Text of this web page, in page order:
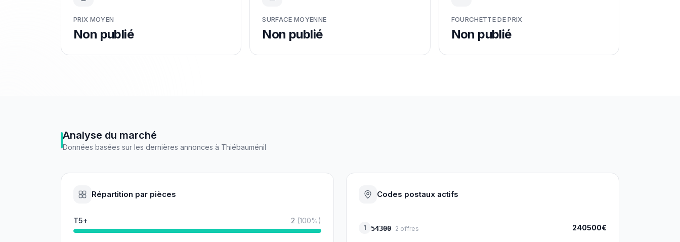
PRIX MOYEN
Non publié
SURFACE MOYENNE
Non publié
FOURCHETTE DE PRIX
Non publié
Analyse du marché
Données basées sur les dernières annonces à Thiébauménil
Répartition par pièces
T5+ 2 (100%)
Codes postaux actifs
1 54300 2 offres 240500€